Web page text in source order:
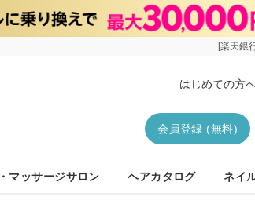
[楽天銀
はじめての方
会員登録 (無料)
マッサージサロン ヘアカタログ ネイ